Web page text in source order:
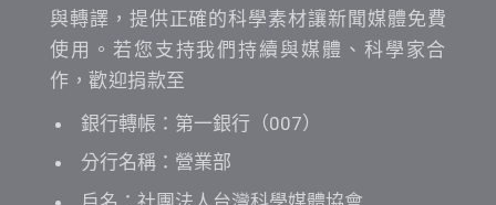
與轉譯，提供正確的科學素材讓新聞媒體免費
使用。若您支持我們持續與媒體、科學家合
作，歡迎捐款至
銀行轉帳：第一銀行（007）
分行名稱：營業部